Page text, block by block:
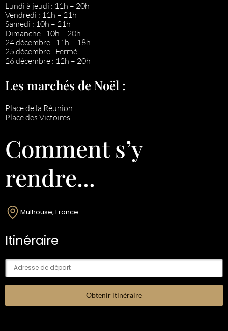
Lundi à jeudi : 11h – 20h
Vendredi : 11h – 21h
Samedi : 10h – 21h
Dimanche : 10h – 20h
24 décembre : 11h – 18h
25 décembre : Fermé
26 décembre : 12h – 20h
Les marchés de Noël :
Place de la Réunion
Place des Victoires
Comment s’y
rendre...
Mulhouse, France
Itinéraire